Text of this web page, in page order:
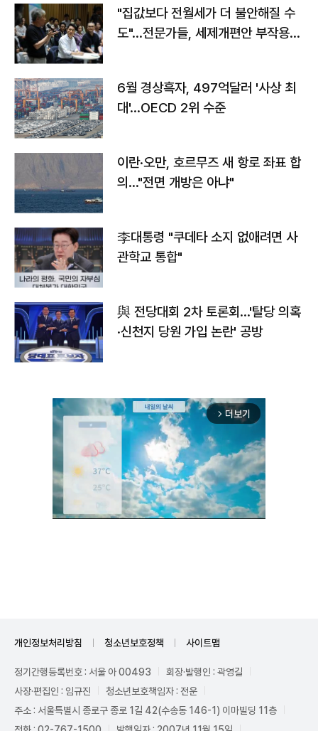
"집값보다 전월세가 더 불안해질 수
도"…전문가들, 세제개편안 부작용
6월 경상흑자, 497억달러 '사상 최
대'…OECD 2위 수준
이란·오만, 호르무즈 새 항로 좌표 합
의…"전면 개방은 아냐"
李대통령 "쿠데타 소지 없애려면 사
관학교 통합"
與 전당대회 2차 토론회…'탈당 의혹
·신천지 당원 가입 논란' 공방
arrow_forward_ios 더보기
개인정보처리방침 청소년보호정책 사이트맵
정기간행등록번호 : 서울 아 00493
회장·발행인 : 곽영길
사장·편집인 : 임규진
청소년보호책임자 : 전운
주소 : 서울특별시 종로구 종로 1길 42(수송동 146-1) 이마빌딩 11층